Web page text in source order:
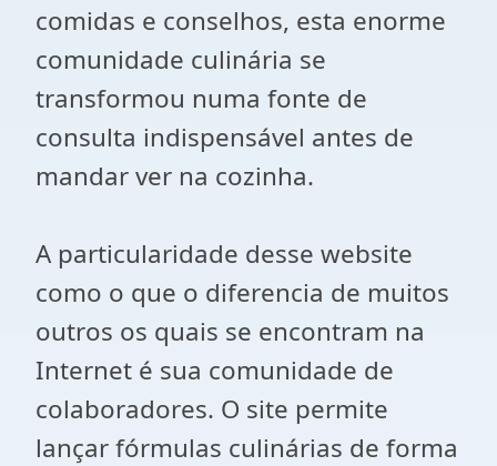
comidas e conselhos, esta enorme
comunidade culinária se
transformou numa fonte de
consulta indispensável antes de
mandar ver na cozinha.
A particularidade desse website
como o que o diferencia de muitos
outros os quais se encontram na
Internet é sua comunidade de
colaboradores. O site permite
lançar fórmulas culinárias de forma